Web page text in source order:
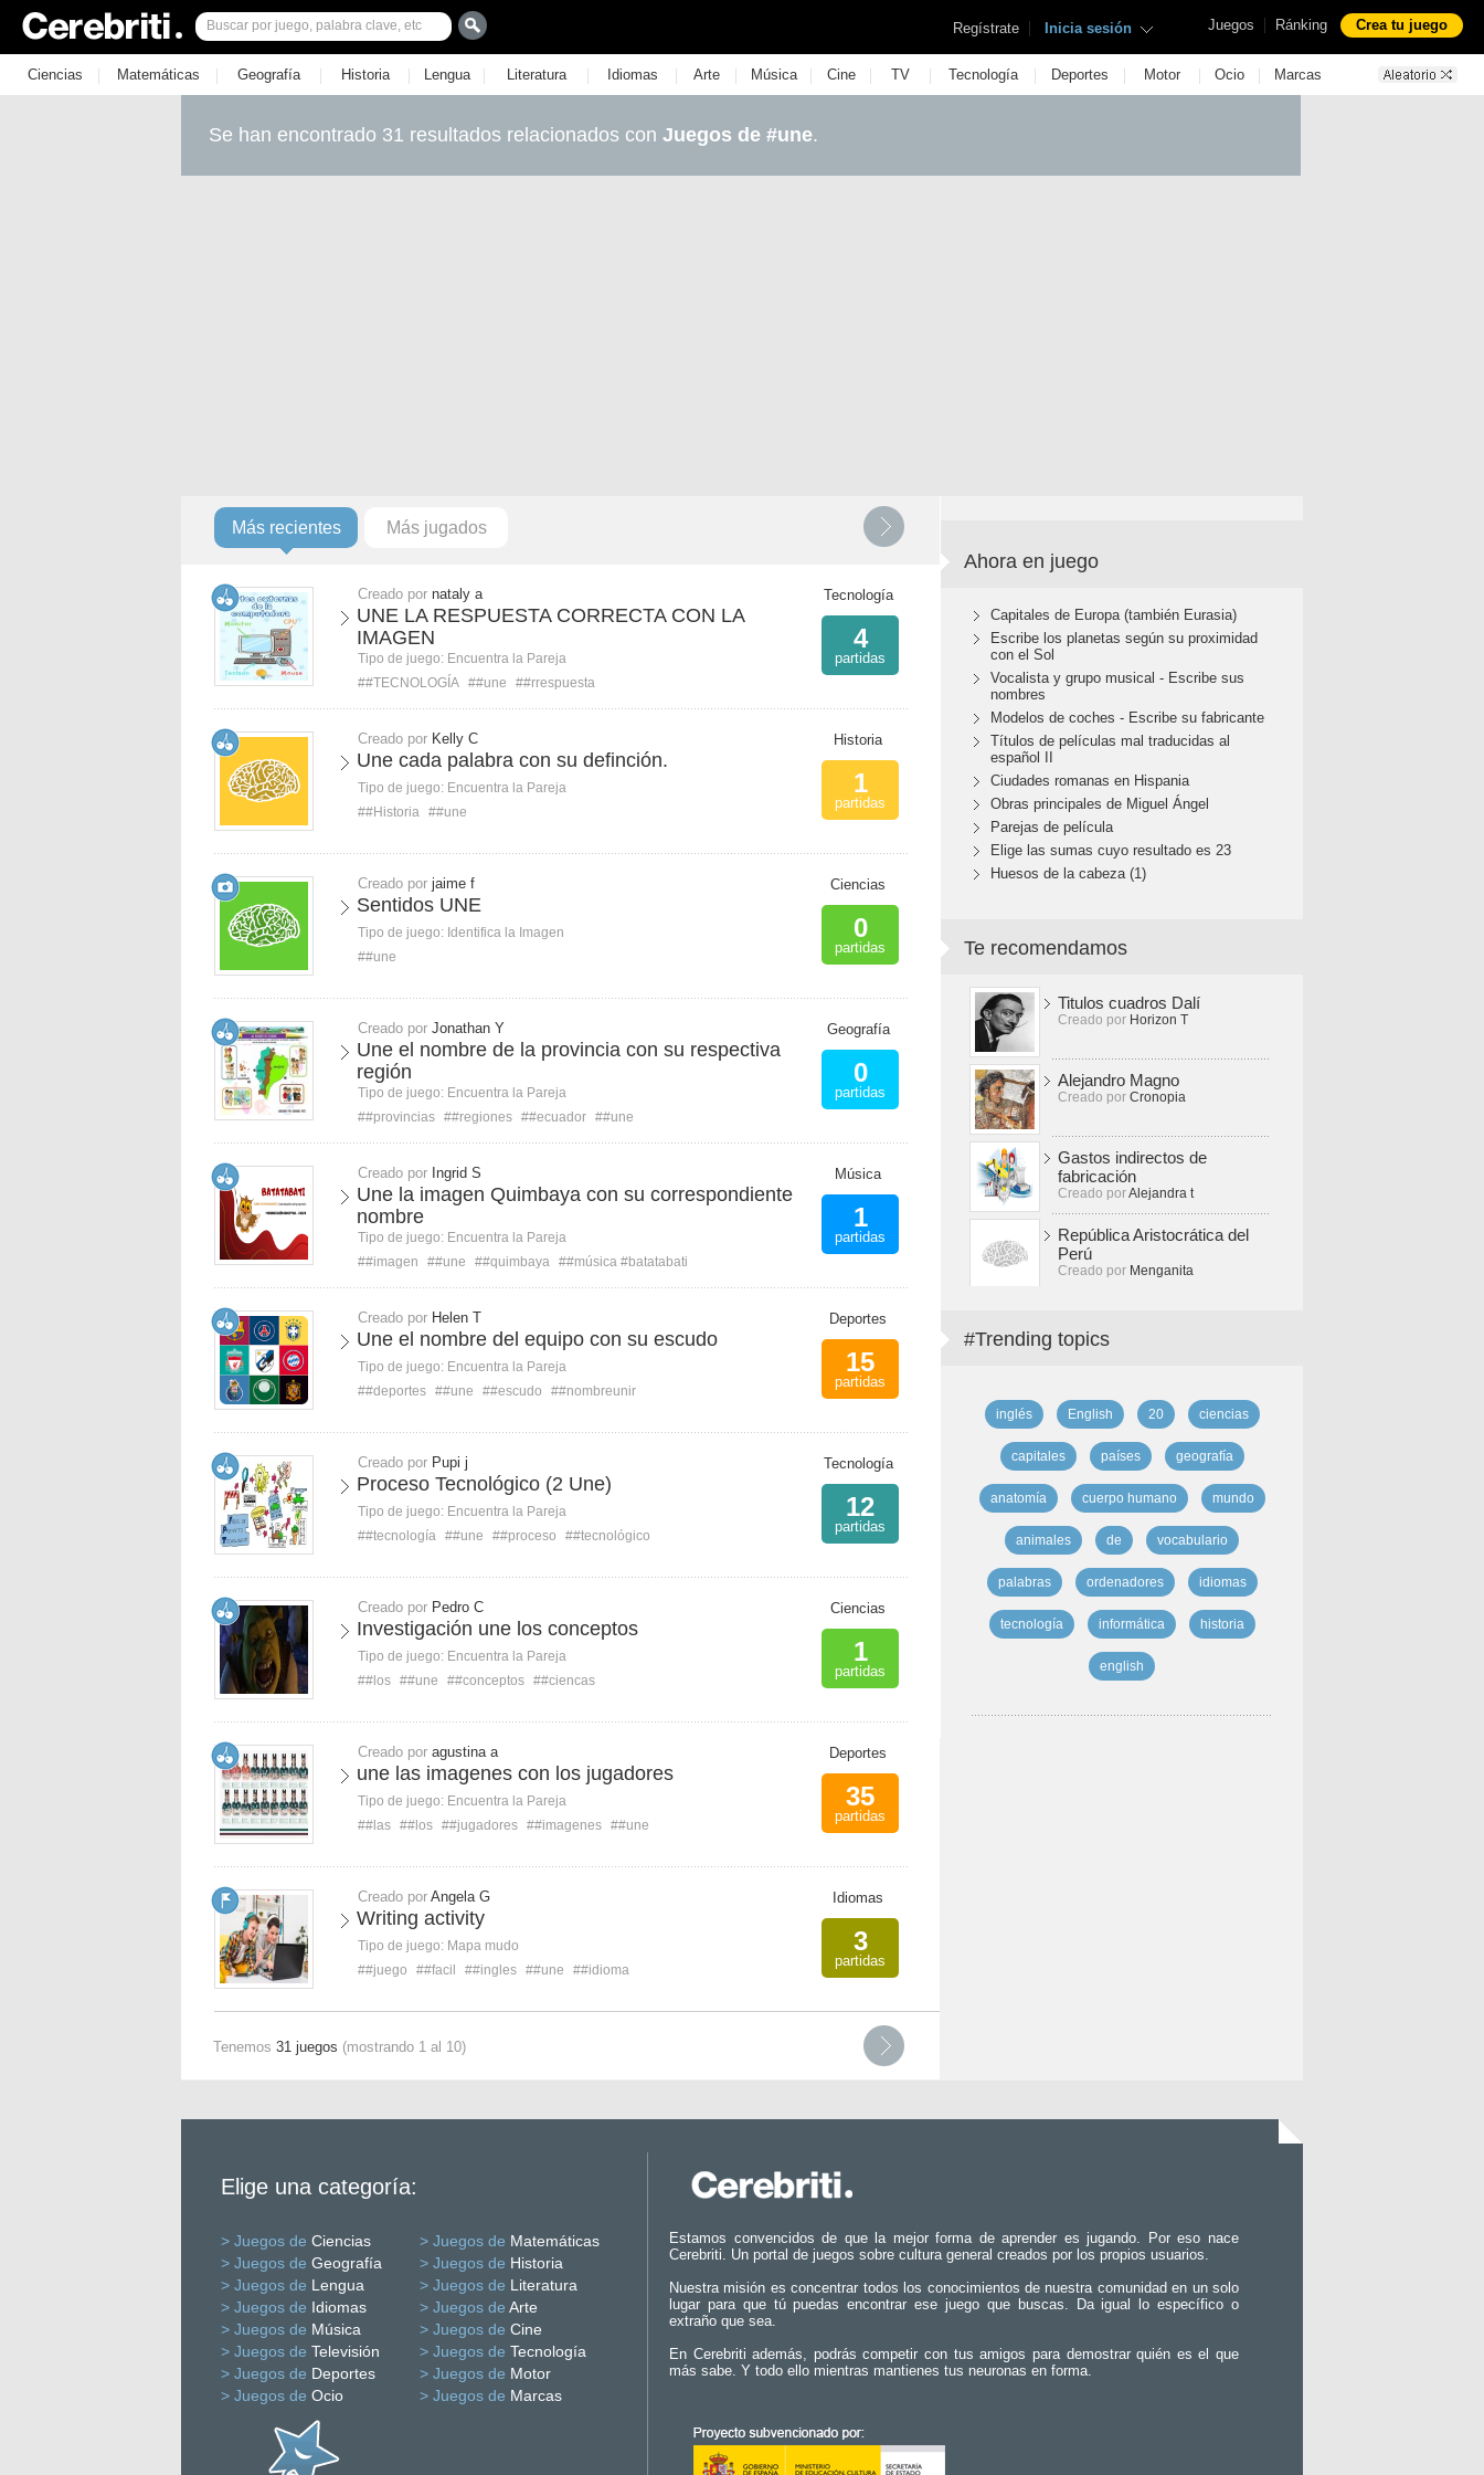
Juegos | Ránking Crea tu juego
Regístrate | Inicia sesión
Ciencias | Matemáticas | Geografía | Historia | Lengua | Literatura | Idiomas | Arte | Música | Cine | TV | Tecnología | Deportes | Motor | Ocio | Marcas
Se han encontrado 31 resultados relacionados con Juegos de #une.
Más recientes Más jugados
Creado por nataly a
UNE LA RESPUESTA CORRECTA CON LA
IMAGEN
Tipo de juego: Encuentra la Pareja
##TECNOLOGÍA ##une ##rrespuesta
Tecnología
4
partidas
Creado por Kelly C
Une cada palabra con su definción.
Tipo de juego: Encuentra la Pareja
##Historia ##une
Historia
1
partidas
Creado por jaime f
Sentidos UNE
Tipo de juego: Identifica la Imagen
##une
Ciencias
0
partidas
Creado por Jonathan Y
Une el nombre de la provincia con su respectiva
región
Tipo de juego: Encuentra la Pareja
##provincias ##regiones ##ecuador ##une
Geografía
0
partidas
Creado por Ingrid S
Une la imagen Quimbaya con su correspondiente
nombre
Tipo de juego: Encuentra la Pareja
##imagen
##une ##quimbaya ##música #batatabati
Música
1
partidas
Creado por Helen T
Une el nombre del equipo con su escudo
Tipo de juego: Encuentra la Pareja
##deportes ##une ##escudo ##nombreunir
Deportes
15
partidas
Creado por Pupi j
Proceso Tecnológico (2 Une)
Tipo de juego: Encuentra la Pareja
##tecnología ##une ##proceso ##tecnológico
Tecnología
12
partidas
Creado por Pedro C
Investigación une los conceptos
Tipo de juego: Encuentra la Pareja
##los ##une ##conceptos ##ciencas
Ciencias
1
partidas
Creado por agustina a
une las imagenes con los jugadores
Tipo de juego: Encuentra la Pareja
##las ##los ##jugadores ##imagenes ##une
Deportes
35
partidas
Creado por Angela G
Writing activity
Tipo de juego: Mapa mudo
##juego
##facil ##ingles ##une ##idioma
Idiomas
3
partidas
Tenemos 31 juegos (mostrando 1 al 10)
Ahora en juego
Capitales de Europa (también Eurasia)
Escribe los planetas según su proximidad
con el Sol
Vocalista y grupo musical - Escribe sus
nombres
Modelos de coches - Escribe su fabricante
Títulos de películas mal traducidas al
español II
Ciudades romanas en Hispania
Obras principales de Miguel Ángel
Parejas de película
Elige las sumas cuyo resultado es 23
Huesos de la cabeza (1)
Te recomendamos
Titulos cuadros Dalí
Creado por Horizon T
Alejandro Magno
Creado por Cronopia
Gastos indirectos de
fabricación
Creado porAlejandra t
República Aristocrática del
Perú
Creado por Menganita
#Trending topics
inglés English 20 ciencias
capitales países geografía
anatomía cuerpo humano mundo
animales de vocabulario
palabras ordenadores idiomas
tecnología informática historia
english
Elige una categoría:
> Juegos de Ciencias > Juegos de Matemáticas
> Juegos de Geografía > Juegos de Historia
> Juegos de Lengua > Juegos de Literatura
> Juegos de Idiomas > Juegos de Arte
> Juegos de Música > Juegos de Cine
> Juegos de Televisión > Juegos de Tecnología
> Juegos de Deportes > Juegos de Motor
> Juegos de Ocio > Juegos de Marcas
Estamos convencidos de que la mejor forma de aprender es jugando. Por eso nace
Cerebriti. Un portal de juegos sobre cultura general creados por los propios usuarios.
Nuestra misión es concentrar todos los conocimientos de nuestra comunidad en un solo
lugar para que tú puedas encontrar ese juego que buscas. Da igual lo específico o
extraño que sea.
En Cerebriti además, podrás competir con tus amigos para demostrar quién es el que
más sabe. Y todo ello mientras mantienes tus neuronas en forma.